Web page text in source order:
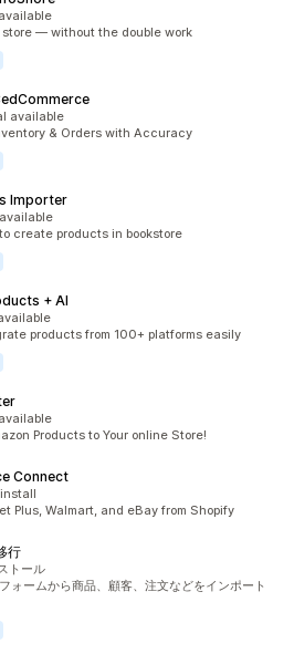
store — without the double work
available
& Orders with Accuracy
Importer
create products in bookstore
+ AI
products from 100+ platforms easily
Products to Your online Store!
Connect
Plus, Walmart, and eBay from Shopify
行
トール
ォームから商品、顧客、注文などをインポート